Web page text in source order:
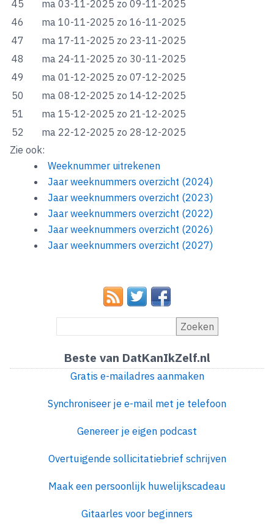
45 ma 03-11-2025 zo 09-11-2025
46
ma 10-11-2025 zo 16-11-2025
47
ma 17-11-2025 zo 23-11-2025
48
ma 24-11-2025 zo 30-11-2025
49
ma 01-12-2025 zo 07-12-2025
50
ma 08-12-2025 zo 14-12-2025
51
ma 15-12-2025 zo 21-12-2025
52
ma 22-12-2025 zo 28-12-2025
Zie ook:
Weeknummer uitrekenen
Jaar weeknummers overzicht (2024)
Jaar weeknummers overzicht (2023)
Jaar weeknummers overzicht (2022)
Jaar weeknummers overzicht (2026)
Jaar weeknummers overzicht (2027)
Zoeken
Beste van DatKanIkZelf.nl
Gratis e-mailadres aanmaken
Synchroniseer je e-mail met je telefoon
Genereer je eigen podcast
Overtuigende sollicitatiebrief schrijven
Maak een persoonlijk huwelijkscadeau
Gitaarles voor beginners